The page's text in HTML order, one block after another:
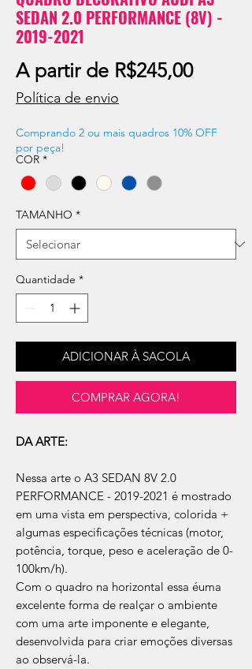
SEDAN 2.0 PERFORMANCE (8V) -
2019-2021
A partir de R$245,00Preço
Política de envio
Comprando 2 ou mais quadros 10% OFF
por peça!
COR *
TAMANHO *
Quantidade *
ADICIONAR À SACOLA
COMPRAR AGORA!
DA ARTE:
Nessa arte o A3 SEDAN 8V 2.0
PERFORMANCE - 2019-2021 é mostrado
em uma vista em perspectiva, colorida +
algumas especificações técnicas (motor,
potência, torque, peso e aceleração de 0-
100km/h).
Com o quadro na horizontal essa éuma
excelente forma de realçar o ambiente
com uma arte imponente e elegante,
desenvolvida para criar emoções diversas
ao observá-la.